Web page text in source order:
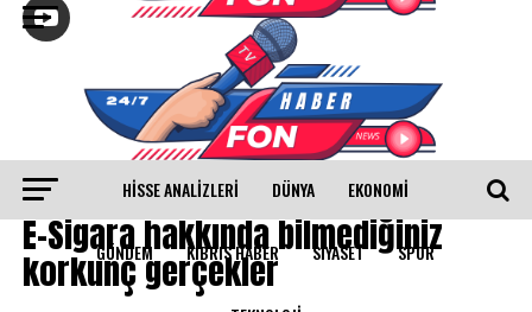
HISSE ANALIZLERI DÜNYA EKONOMİ
GÜNDEM KIBRIS HABER SİYASET SPOR
SAĞLIK
E-Sigara hakkında bilmediğiniz
korkunç gerçekler